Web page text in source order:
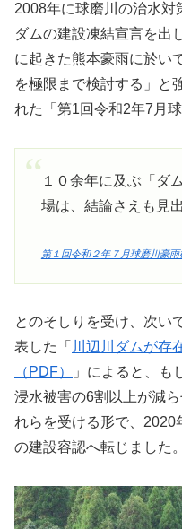
2008年に球磨川の治水対
ダムの建設凍結宣言を出
に起きた熊本豪雨に於い
を極限まで検討する」と
れた「第1回令和2年7月
１０余年に及ぶ「ダ
場は、結論さえも見
第１回令和２年７月球磨川豪
とのそしりを受け、次い
表した「 川辺川ダムが存
（PDF）
」によると、も
浸水被害の6割以上が減
れらを受ける形で、2020
の建設容認へ転じました。